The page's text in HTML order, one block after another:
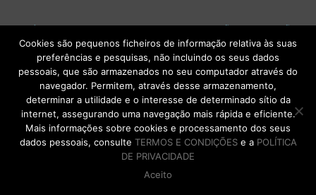
POLÍTICA DE PRIVACIDADE|TERMOS E CONDIÇÕESlCONDIÇÕES
GERAIS DE VENDA| Alberto Oculista, SA 2026. Todos os direitos reservados.
DE VOLTA AO TOPO
Cookies são pequenos ficheiros de informação relativa às suas
preferências e pesquisas, não incluindo os seus dados
pessoais, que são armazenados no seu computador através do
navegador. Permitem, através desse armazenamento,
determinar a utilidade e o interesse de determinado sítio da
internet, assegurando uma navegação mais rápida e eficiente.
Mais informações sobre cookies e processamento dos seus
dados pessoais, consulte TERMOS E CONDIÇÕESe a POLÍTICA
DE PRIVACIDADE
Aceito